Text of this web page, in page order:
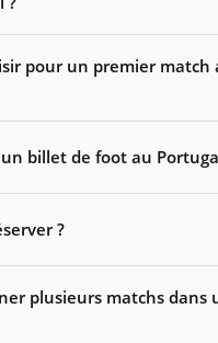
pour un premier match
billet de foot au
?
plusieurs matchs dans